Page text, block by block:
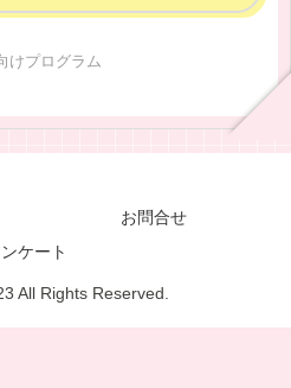
けプログラム
お問合せ
ケート
All Rights Reserved.